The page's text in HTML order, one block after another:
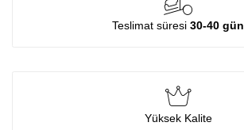
Teslimat süresi 30-40 gün
Yüksek Kalite